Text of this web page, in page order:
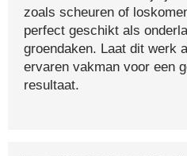
zoals scheuren of
perfect geschikt als
groendaken. Laat dit werk
ervaren vakman voor een
resultaat.